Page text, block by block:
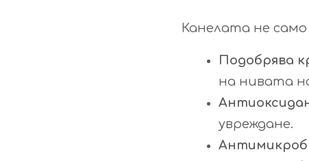
Канелата не
Подобрява
на нивата
увреждане.